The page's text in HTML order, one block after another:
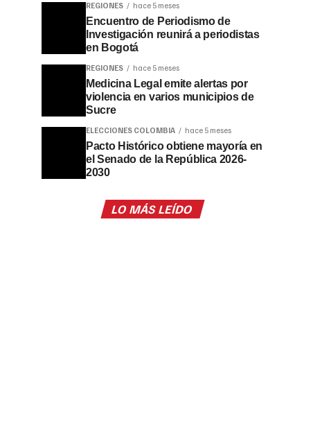
REGIONES hace 5 meses
Encuentro de Periodismo de
Investigación reunirá a periodistas
en Bogotá
REGIONES hace 5 meses
Medicina Legal emite alertas por
violencia en varios municipios de
Sucre
ELECCIONES COLOMBIA hace 5 meses
Pacto Histórico obtiene mayoría en
el Senado de la República 2026-
2030
LO MÁS LEÍDO